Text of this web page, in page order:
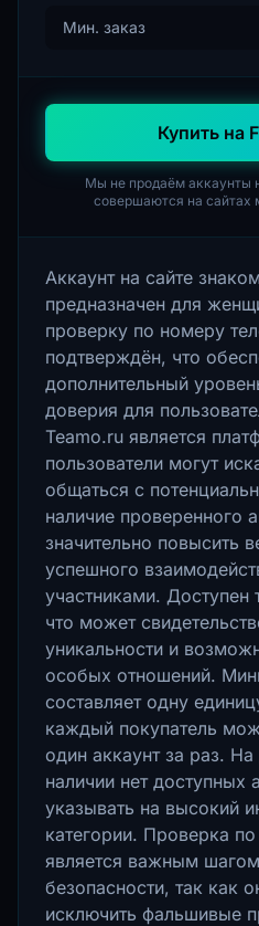
Мин. заказ
Купить на
Мы не продаём аккаунты
совершаются на сайтах
Аккаунт на сайте
предназначен для
проверку по номеру
подтверждён, что
дополнительный
доверия для
Teamo.ru является
пользователи могут
общаться с
наличие проверенного
значительно повысить
успешного
участниками. Доступен
что может
уникальности и
особых отношений.
составляет одну
каждый покупатель
один аккаунт за раз.
наличии нет доступных
указывать на высокий
категории. Проверка
является важным
безопасности, так как
исключить фальшивые